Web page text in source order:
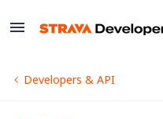
Developers & API